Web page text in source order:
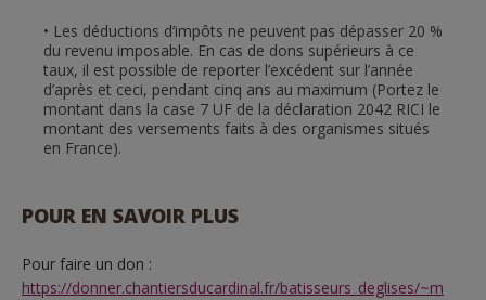
Les déductions d’impôts ne peuvent pas dépasser 20 %
du revenu imposable. En cas de dons supérieurs à ce
taux, il est possible de reporter l’excédent sur l’année
d’après et ceci, pendant cinq ans au maximum (Portez le
montant dans la case 7 UF de la déclaration 2042 RICI le
montant des versements faits à des organismes situés
en France).
POUR EN SAVOIR PLUS
Pour faire un don :
https://donner.chantiersducardinal.fr/batisseurs_deglises/~m